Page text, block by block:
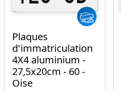
Plaques
d'immatriculation
4X4 aluminium -
27,5x20cm - 60 -
Oise